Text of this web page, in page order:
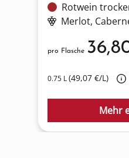
Rotwein
Merlot,
0.75 L(49,07 €/L)
pro Flasche
Mehr